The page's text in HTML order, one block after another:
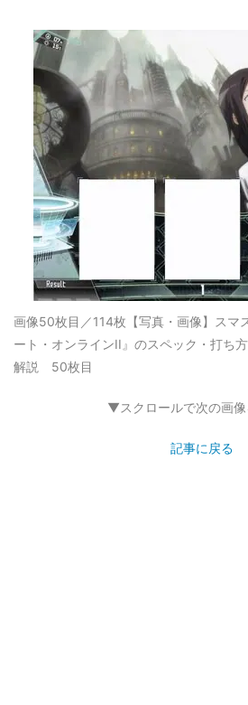
画像50枚目／114枚 【写真・画像】ス
ート・オンラインII』のスペック・打ち
解説 50枚目
▼スクロールで次の画
記事に戻る